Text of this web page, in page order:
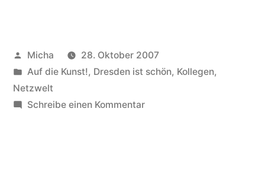
Veröffentlicht
von
Micha
28. Oktober 2007
Veröffentlicht
unter
Auf die Kunst!, Dresden ist schön, Kollegen,
Netzwelt
Schreibe einen Kommentarzu